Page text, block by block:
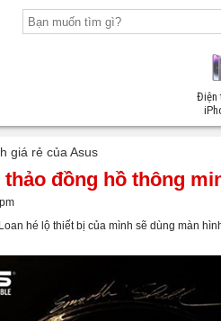
Điện
giá rẻ của Asus
đồng hồ thông
hé lộ thiết bị của mình sẽ dùng màn